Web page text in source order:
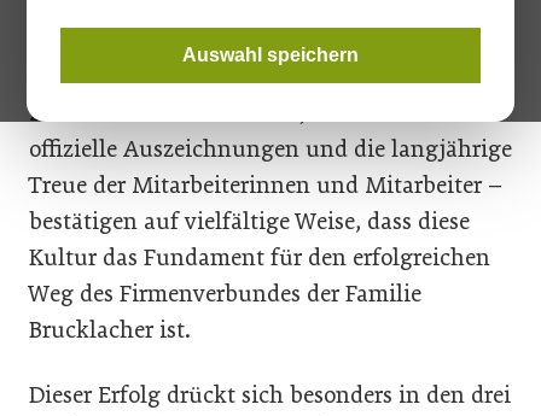
Auswahl speichern
gelebt – eine Verantwortungskultur für
Mensch, Natur, Gesellschaft und Umwelt. Die
Zufriedenheit der Kunden, zahlreiche
offizielle Auszeichnungen und die langjährige
Treue der Mitarbeiterinnen und Mitarbeiter –
bestätigen auf vielfältige Weise, dass diese
Kultur das Fundament für den erfolgreichen
Weg des Firmenverbundes der Familie
Brucklacher ist.
Dieser Erfolg drückt sich besonders in den drei